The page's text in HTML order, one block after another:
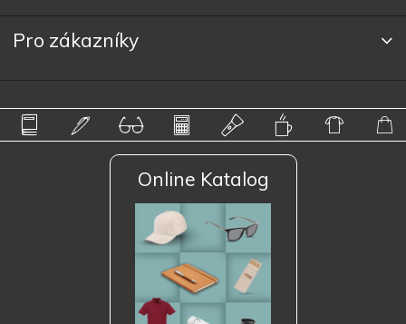
Pro zákazníky
Online Katalog